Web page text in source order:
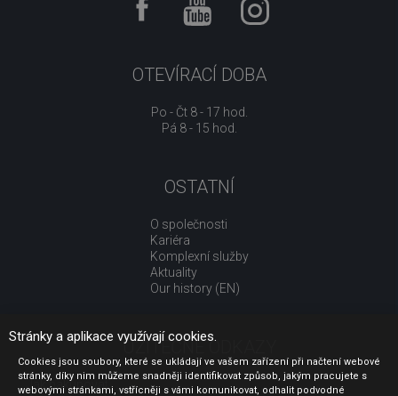
OTEVÍRACÍ DOBA
Po - Čt 8 - 17 hod.
Pá 8 - 15 hod.
OSTATNÍ
O společnosti
Kariéra
Komplexní služby
Aktuality
Our history (EN)
UŽITEČNÉ ODKAZY
Jak nakupovat
Stránky a aplikace využívají cookies.
Cookies jsou soubory, které se ukládají ve vašem zařízení při načtení webové
stránky, díky nim můžeme snadněji identifikovat způsob, jakým pracujete s
webovými stránkami, vstřícněji s vámi komunikovat, odhalit podvodné